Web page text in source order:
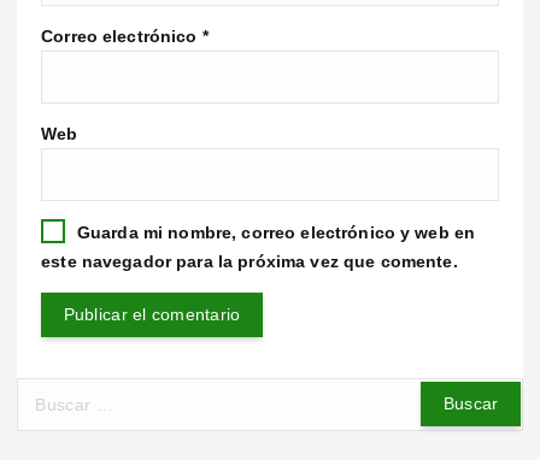
Correo electrónico *
Web
Guarda mi nombre, correo electrónico y web en
este navegador para la próxima vez que comente.